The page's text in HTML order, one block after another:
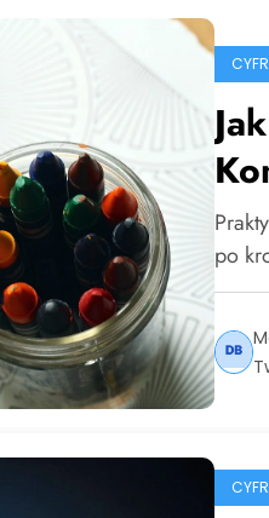
po